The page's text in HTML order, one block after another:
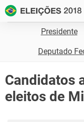
Presidente
Deputado
Candidatos
eleitos de